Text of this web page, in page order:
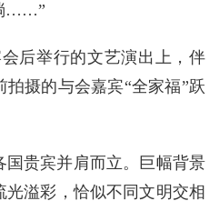
……”
后举行的文艺演出上，伴
摄的与会嘉宾“全家福”跃
国贵宾并肩而立。巨幅背景
溢彩，恰似不同文明交相